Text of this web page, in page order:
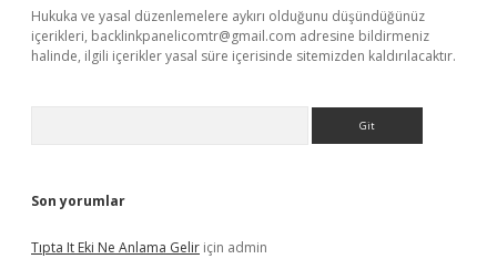
Hukuka ve yasal düzenlemelere aykırı olduğunu düşündüğünüz
içerikleri, backlinkpanelicomtr@gmail.com adresine bildirmeniz
halinde, ilgili içerikler yasal süre içerisinde sitemizden kaldırılacaktır.
Son yorumlar
Tıpta It Eki Ne Anlama Gelir için admin